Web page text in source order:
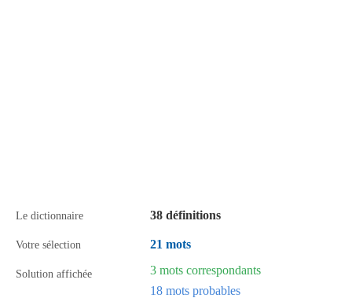
Le dictionnaire 38 définitions
Votre sélection 21 mots
Solution affichée
3 mots correspondants
18 mots probables